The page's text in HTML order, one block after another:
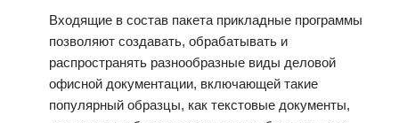
Входящие в состав пакета прикладные программы
позволяют создавать, обрабатывать и
распространять разнообразные виды деловой
офисной документации, включающей такие
популярный образцы, как текстовые документы,